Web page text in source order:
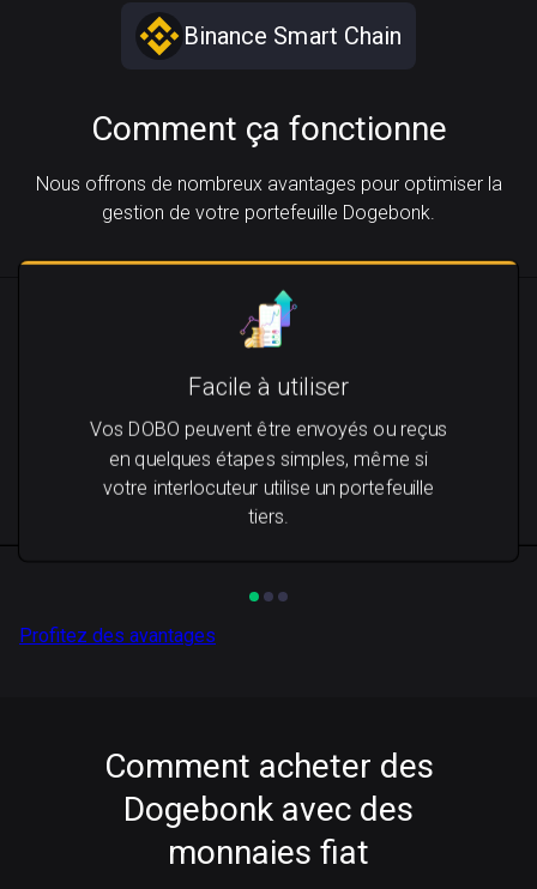
Binance Smart Chain
Comment ça fonctionne
Nous offrons de nombreux avantages pour optimiser la
gestion de votre portefeuille Dogebonk.
Facile à utiliser
Vos DOBO peuvent être envoyés ou reçus
en quelques étapes simples, même si
votre interlocuteur utilise un portefeuille
tiers.
Profitez des avantages
Comment acheter des
Dogebonk avec des
monnaies fiat